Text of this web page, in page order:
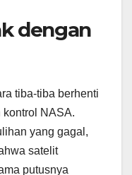
dengan
tiba-tiba berhenti
kontrol NASA.
yang gagal,
satelit
putusnya